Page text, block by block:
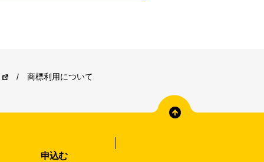
申込む
商標利用について